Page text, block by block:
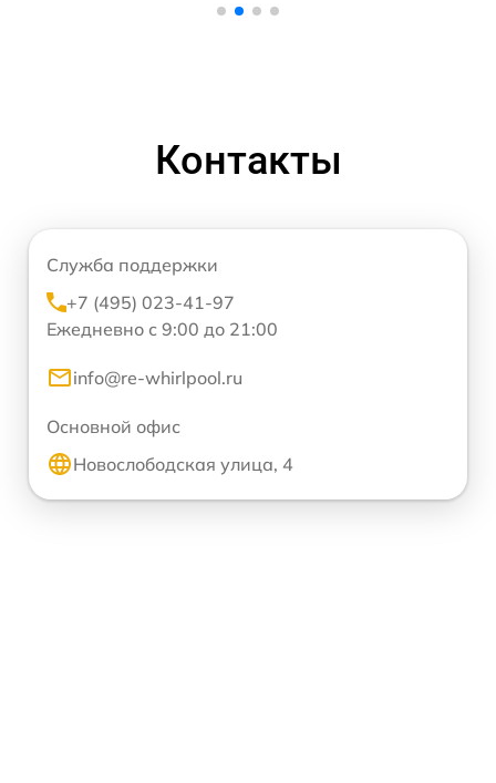
Контакты
Служба поддержки
+7 (495) 023-41-97
Ежедневно с 9:00 до 21:00
info@re-whirlpool.ru
Основной офис
Новослободская улица, 4